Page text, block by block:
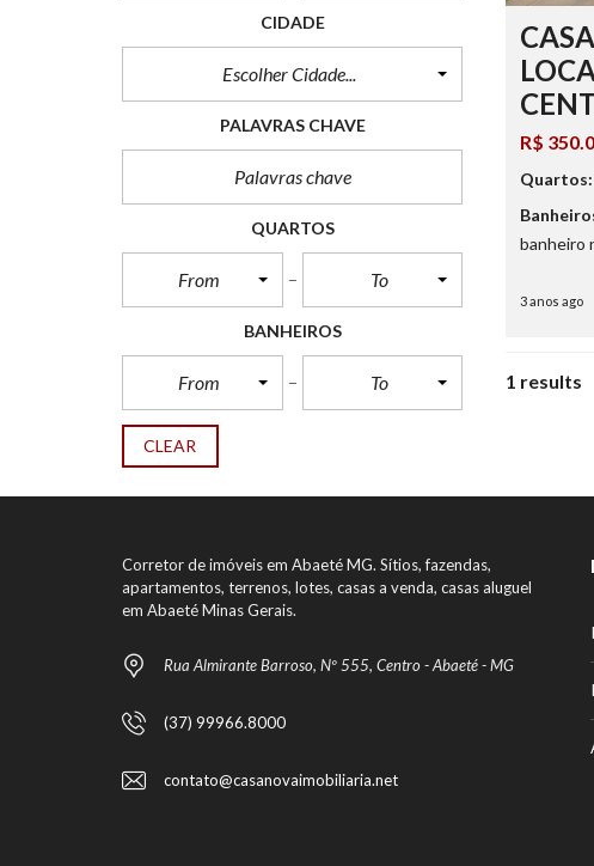
CIDADE
Escolher Cidade...
PALAVRAS CHAVE
QUARTOS
From To
BANHEIROS
From To
CLEAR
R$
Quartos:
banheiro
3 anos ago
1 results
Corretor de imóveis em Abaeté MG. Sítios, fazendas,
apartamentos, terrenos, lotes, casas a venda, casas aluguel
em Abaeté Minas Gerais.
Rua Almirante Barroso, Nº 555, Centro - Abaeté - MG
(37) 99966.8000
contato@casanovaimobiliaria.net